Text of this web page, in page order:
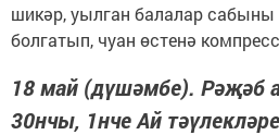
шикәр, уылган балалар
болгатып, чуан өстенә
18 май (дүшәмбе). Рәҗәб
30нчы, 1нче Ай